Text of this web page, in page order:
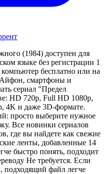
(1984) доступен для
языке без регистрации 1
бесплатно или на
смартфоны и
сериал "Предел
HD 720p, Full HD 1080p,
4K и даже 3D-формате.
просто выберите нужное
Все новинки сериалов
где вы найдете как свежие
ленты, добавленные 14
быстро понять, подходит
Не требуется. Если
подходящий файл легче